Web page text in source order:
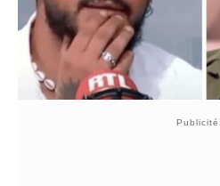
Publicité: